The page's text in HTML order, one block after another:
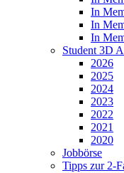
In
In
In
Student 3D
2026
2025
2024
2023
2022
2021
2020
Jobbörse
Tipps zur 2-